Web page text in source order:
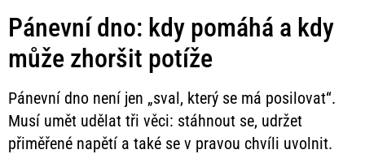
Pánevní dno: kdy pomáhá a kdy
může zhoršit potíže
Pánevní dno není jen „sval, který se má posilovat“.
Musí umět udělat tři věci: stáhnout se, udržet
přiměřené napětí a také se v pravou chvíli uvolnit.